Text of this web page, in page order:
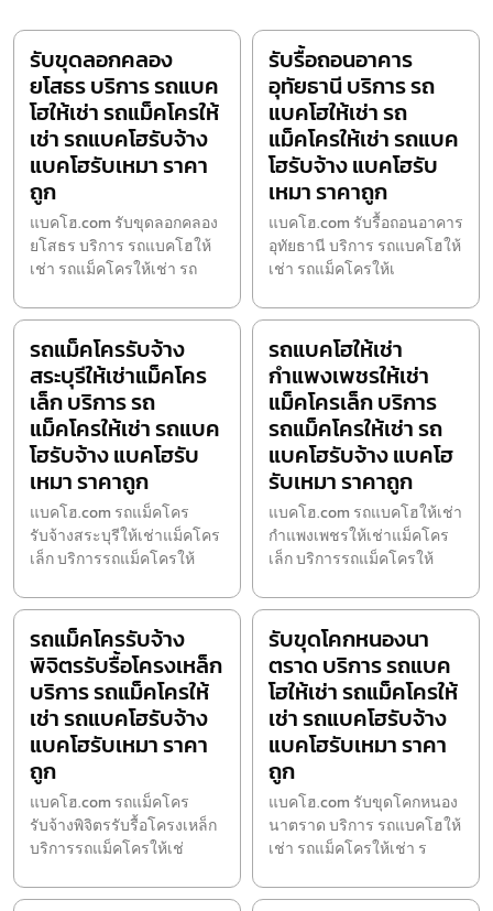
รับขุดลอกคลอง
ยโสธร บริการ รถแบค
โฮให้เช่า รถแม็คโครให้
เช่า รถแบคโฮรับจ้าง
แบคโฮรับเหมา ราคา
ถูก
แบคโฮ.com รับขุดลอกคลอง
ยโสธร บริการ รถแบคโฮให้
เช่า รถแม็คโครให้เช่า รถ
รับรื้อถอนอาคาร
อุทัยธานี บริการ รถ
แบคโฮให้เช่า รถ
แม็คโครให้เช่า รถแบค
โฮรับจ้าง แบคโฮรับ
เหมา ราคาถูก
แบคโฮ.com รับรื้อถอนอาคาร
อุทัยธานี บริการ รถแบคโฮให้
เช่า รถแม็คโครให้เ
รถแม็คโครรับจ้าง
สระบุรีให้เช่าแม็คโคร
เล็ก บริการ รถ
แม็คโครให้เช่า รถแบค
โฮรับจ้าง แบคโฮรับ
เหมา ราคาถูก
แบคโฮ.com รถแม็คโคร
รับจ้างสระบุรีให้เช่าแม็คโคร
เล็ก บริการรถแม็คโครให้
รถแบคโฮให้เช่า
กำแพงเพชรให้เช่า
แม็คโครเล็ก บริการ
รถแม็คโครให้เช่า รถ
แบคโฮรับจ้าง แบคโฮ
รับเหมา ราคาถูก
แบคโฮ.com รถแบคโฮให้เช่า
กำแพงเพชรให้เช่าแม็คโคร
เล็ก บริการรถแม็คโครให้
รถแม็คโครรับจ้าง
พิจิตรรับรื้อโครงเหล็ก
บริการ รถแม็คโครให้
เช่า รถแบคโฮรับจ้าง
แบคโฮรับเหมา ราคา
ถูก
แบคโฮ.com รถแม็คโคร
รับจ้างพิจิตรรับรื้อโครงเหล็ก
บริการรถแม็คโครให้เช่
รับขุดโคกหนองนา
ตราด บริการ รถแบค
โฮให้เช่า รถแม็คโครให้
เช่า รถแบคโฮรับจ้าง
แบคโฮรับเหมา ราคา
ถูก
แบคโฮ.com รับขุดโคกหนอง
นาตราด บริการ รถแบคโฮให้
เช่า รถแม็คโครให้เช่า ร